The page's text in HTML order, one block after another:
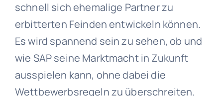
schnell sich ehemalige Partner zu
erbitterten Feinden entwickeln können.
Es wird spannend sein zu sehen, ob und
wie SAP seine Marktmacht in Zukunft
ausspielen kann, ohne dabei die
Wettbewerbsregeln zu überschreiten.